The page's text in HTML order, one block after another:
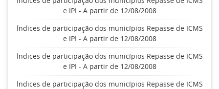
e IPI - A partir de 12/08/2008
Índices de participação dos municípios Repasse de ICMS
e IPI - A partir de 12/08/2008
Índices de participação dos municípios Repasse de ICMS
e IPI - A partir de 12/08/2008
Índices de participação dos municípios Repasse de ICMS